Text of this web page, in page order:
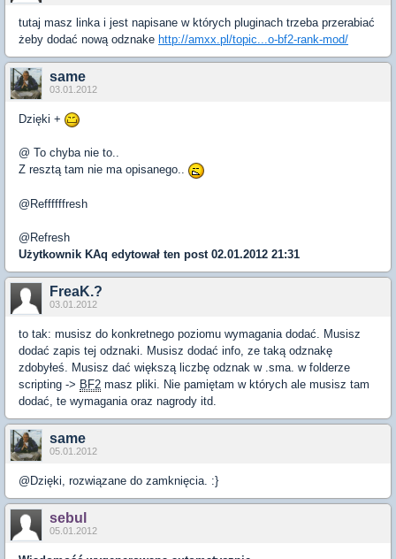
tutaj masz linka i jest napisane w których pluginach trzeba przerabiać
żeby dodać nową odznake http://amxx.pl/topic...o-bf2-rank-mod/
same
03.01.2012
Dzięki +
@ To chyba nie to..
Z resztą tam nie ma opisanego..
@Reffffffresh
@Refresh
Użytkownik KAq edytował ten post 02.01.2012 21:31
FreaK.?
03.01.2012
to tak: musisz do konkretnego poziomu wymagania dodać. Musisz
dodać zapis tej odznaki. Musisz dodać info, ze taką odznakę
zdobyłeś. Musisz dać większą liczbę odznak w .sma. w folderze
scripting -> BF2 masz pliki. Nie pamiętam w których ale musisz tam
dodać, te wymagania oraz nagrody itd.
same
05.01.2012
@Dzięki, rozwiązane do zamknięcia. :}
sebul
05.01.2012